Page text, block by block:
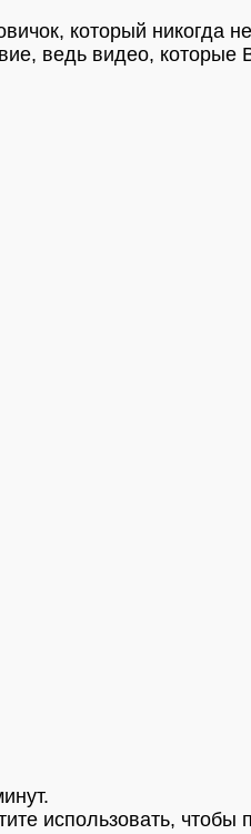
который никогда
ведь видео,
использовать, чтобы